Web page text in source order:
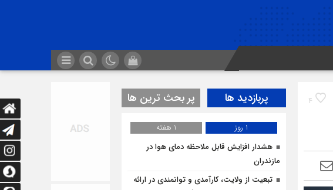
4 پربازدید ها پر بحث ترین ها
1 روز
1 هفته
هشدار افزایش قابل ملاحظه دمای هوا در
مازندران
تبعیت از ولایت، کارآمدی و توانمندی در ارائه